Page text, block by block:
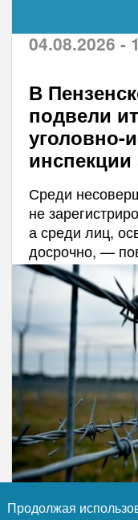
04.08.2026 -
В
подвели
уголовно-
инспекции
Среди
не
а среди лиц,
досрочно, —
Продолжая